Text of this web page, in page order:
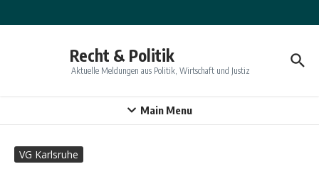
Recht & Politik
Aktuelle Meldungen aus Politik, Wirtschaft und Justiz
Main Menu
VG Karlsruhe